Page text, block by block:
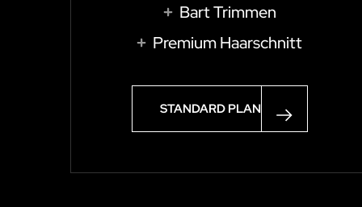
Bart Trimmen
Premium Haarschnitt
STANDARD PLAN